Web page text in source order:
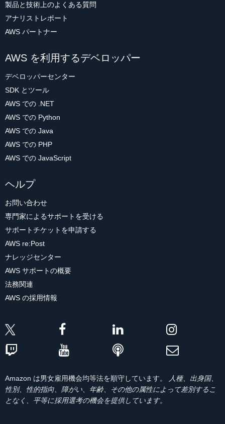
製品と技術上のよくある質問
アナリストレポート
AWS パートナー
AWS を利用するデベロッパー
デベロッパーセンター
SDK とツール
AWS での .NET
AWS での Python
AWS での Java
AWS での PHP
AWS での JavaScript
ヘルプ
お問い合わせ
専門家によるサポートを受ける
サポートチケットを申請する
AWS re:Post
ナレッジセンター
AWS サポートの概要
法務関連
AWS の採用情報
Amazon は男女雇用機会均等法を順守しています。
人種、出身国、
性別、性的指向、障がい、年齢、その他の属性によって差別するこ
となく、平等に採用選考の機会を提供しています。